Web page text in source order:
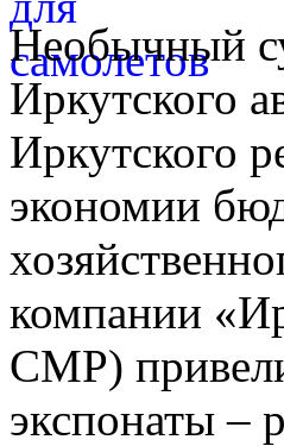
Необычный
Иркутского
Иркутского
экономии
компании
СМР)
экспонаты –